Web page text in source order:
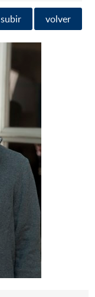
subir volver